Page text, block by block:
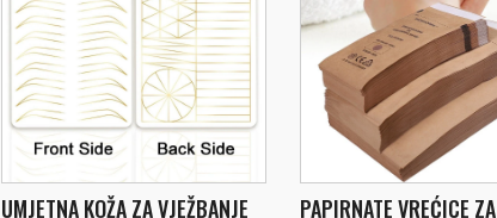
UMJETNA KOŽA ZA VJEŽBANJE
PAPIRNATE VREĆICE ZA